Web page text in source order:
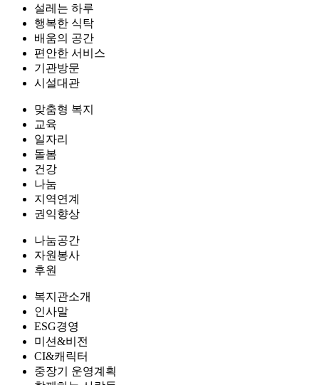
설레는 하루
행복한 식탁
배움의 공간
편안한 서비스
기관방문
시설대관
맞춤형 복지
교육
일자리
돌봄
건강
나눔
지역연계
권익향상
나눔공간
자원봉사
후원
복지관소개
인사말
ESG경영
미션&비전
CI&캐릭터
중장기 운영계획